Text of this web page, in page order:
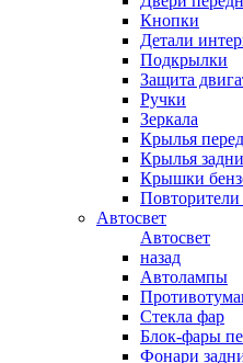
Кнопки
Детали
Подкрылки
Защита
Ручки
Зеркала
Крылья
Крылья
Крышки
Повторители
Автосвет
Автосвет
назад
Автолампы
Стекла фар
Блок-фары
Фонари